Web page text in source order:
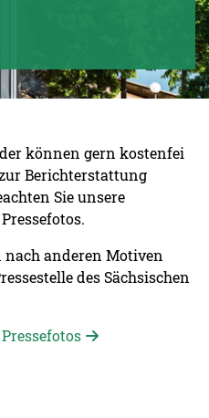
können gern kostenfei
Berichterstattung
Sie unsere
nach anderen Motiven
des Sächsischen